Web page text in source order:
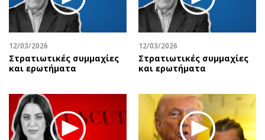
12/03/2026
Στρατιωτικές συμμαχίες
και ερωτήματα
12/03/2026
Στρατιωτικές συμμαχίες
και ερωτήματα